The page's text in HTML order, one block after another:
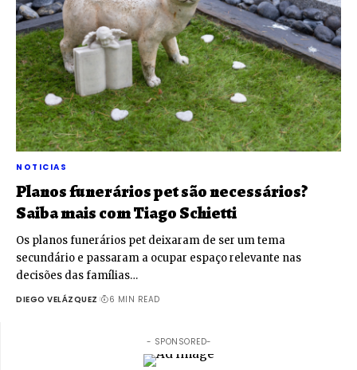
NOTICIAS
Planos funerários pet são necessários?
Saiba mais com Tiago Schietti
Os planos funerários pet deixaram de ser um tema
secundário e passaram a ocupar espaço relevante nas
decisões das famílias…
DIEGO VELÁZQUEZ 6 MIN READ
- SPONSORED-